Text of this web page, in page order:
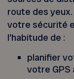
route des
votre sécurité
l’habitude de :
planifier
votre GPS